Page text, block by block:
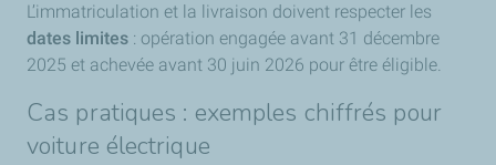
L’immatriculation et la livraison doivent respecter les
dates limites : opération engagée avant 31 décembre
2025 et achevée avant 30 juin 2026 pour être éligible.
Cas pratiques : exemples chiffrés pour
voiture électrique